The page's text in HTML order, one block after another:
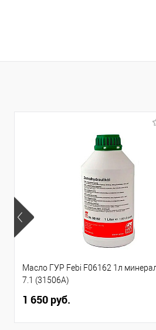
Масло ГУР Febi F06162 1л
7.1 (31506A)
1 650 руб.